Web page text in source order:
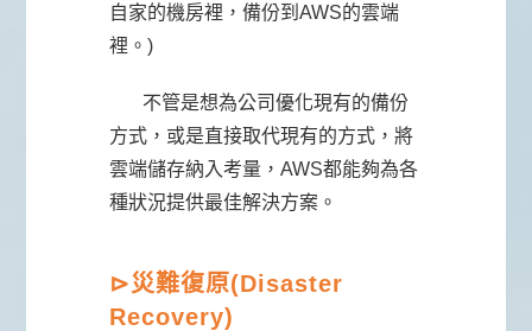
自家的機房裡，備份到AWS的雲端
裡。)
不管是想為公司優化現有的備份
方式，或是直接取代現有的方式，將
雲端儲存納入考量，AWS都能夠為各
種狀況提供最佳解決方案。
⊳災難復原(Disaster
Recovery)